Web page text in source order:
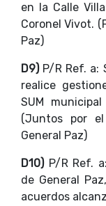
en la Calle
Coronel Vivot.
Paz)
D9)P/R Ref. a:
realice
SUM
(Juntos por
General Paz)
D10)P/R Ref.
de General
acuerdos